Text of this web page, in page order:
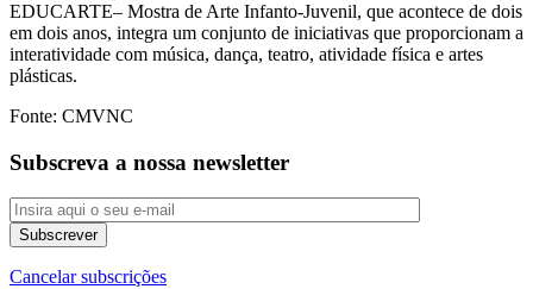
EDUCARTE– Mostra de Arte Infanto-Juvenil, que acontece de dois
em dois anos, integra um conjunto de iniciativas que proporcionam a
interatividade com música, dança, teatro, atividade física e artes
plásticas.
Fonte: CMVNC
Subscreva a nossa newsletter
Cancelar subscrições